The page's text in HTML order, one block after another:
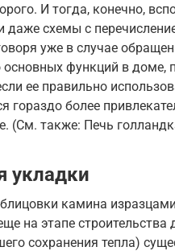
И тогда, конечно,
даже схемы с
уже в случае
функций в доме,
ее правильно
гораздо более
(См. также: Печь
укладки
камина
на этапе
сохранения тепла)